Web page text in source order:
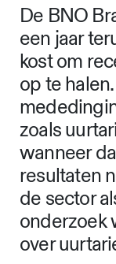
De BNO
een jaar
kost om
op te
zoals
wanneer
resultaten
de sector
onderzoek
over